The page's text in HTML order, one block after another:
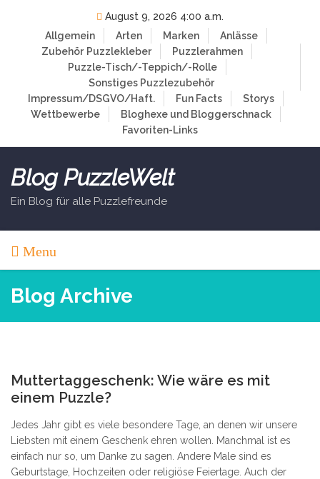
August 9, 2026 4:00 a.m.
Allgemein
Arten Marken
Anlässe
Zubehör Puzzlekleber
Puzzlerahmen
Puzzle-Tisch/-Teppich/-Rolle
Sonstiges Puzzlezubehör
Impressum/DSGVO/Haft.
Fun Facts
Storys
Wettbewerbe
Bloghexe und Bloggerschnack
Favoriten-Links
Blog PuzzleWelt
Ein Blog für alle Puzzlefreunde
Menu
Blog Archive
Muttertaggeschenk: Wie wäre es mit
einem Puzzle?
Jedes Jahr gibt es viele besondere Tage, an denen wir unsere
Liebsten mit einem Geschenk ehren wollen. Manchmal ist es
einfach nur so, um Danke zu sagen. Andere Male sind es
Geburtstage, Hochzeiten oder religiöse Feiertage. Auch der